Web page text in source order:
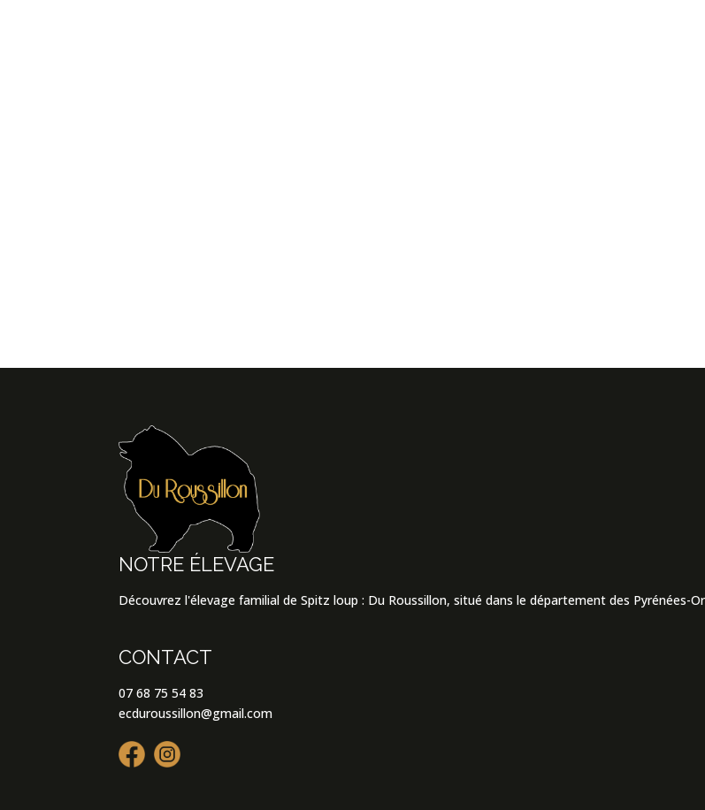
NOTRE ÉLEVAGE
Découvrez l'élevage familial de Spitz loup : Du Roussillon, situé dans le département des Pyrénées-
CONTACT
07 68 75 54 83
ecduroussillon@gmail.com